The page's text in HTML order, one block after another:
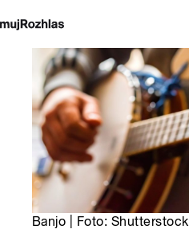
Banjo | Foto: Shutterstock